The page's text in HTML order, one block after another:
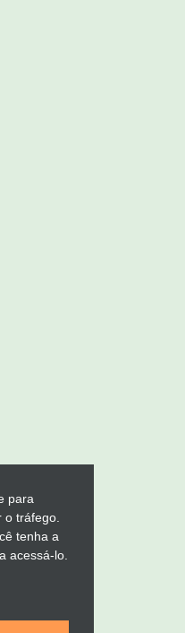
para
o tráfego.
tenha a
acessá-lo.